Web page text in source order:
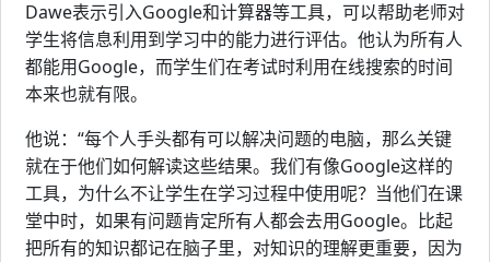
Dawe表示引入Google和计算器等工具，可以帮助老师对
学生将信息利用到学习中的能力进行评估。他认为所有人
都能用Google，而学生们在考试时利用在线搜索的时间
本来也就有限。
他说：“每个人手头都有可以解决问题的电脑，那么关键
就在于他们如何解读这些结果。我们有像Google这样的
工具，为什么不让学生在学习过程中使用呢？当他们在课
堂中时，如果有问题肯定所有人都会去用Google。比起
把所有的知识都记在脑子里，对知识的理解更重要，因为